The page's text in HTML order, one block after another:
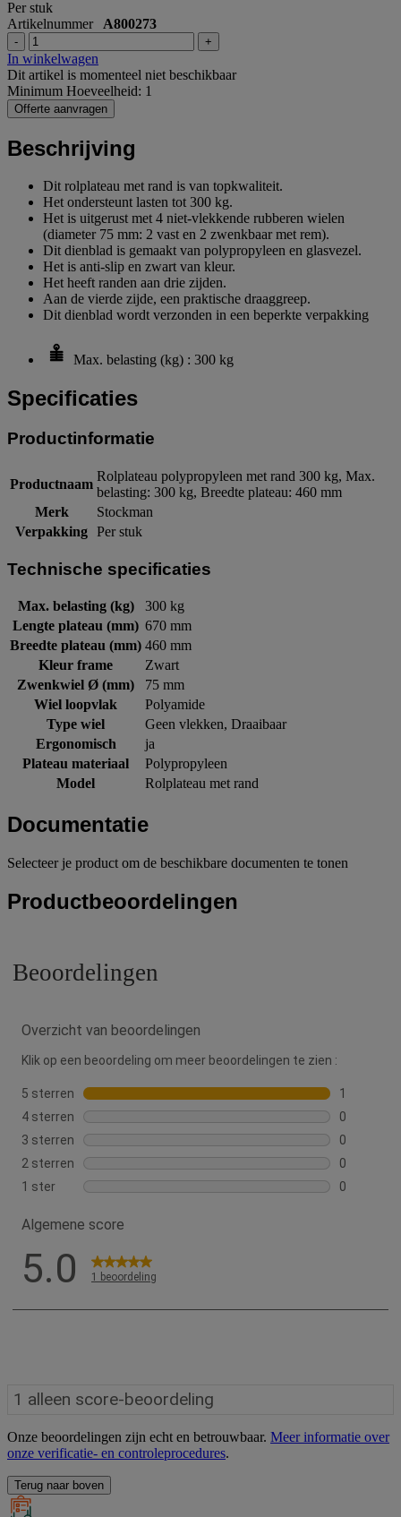
Per stuk
Artikelnummer A800273
- +
In winkelwagen
Dit artikel is momenteel niet beschikbaar
Minimum Hoeveelheid: 1
Offerte aanvragen
Beschrijving
Dit rolplateau met rand is van topkwaliteit.
Het ondersteunt lasten tot 300 kg.
Het is uitgerust met 4 niet-vlekkende rubberen wielen
(diameter 75 mm: 2 vast en 2 zwenkbaar met rem).
Dit dienblad is gemaakt van polypropyleen en glasvezel.
Het is anti-slip en zwart van kleur.
Het heeft randen aan drie zijden.
Aan de vierde zijde, een praktische draaggreep.
Dit dienblad wordt verzonden in een beperkte verpakking
Max. belasting (kg) : 300 kg
Specificaties
Productinformatie
Productnaam
Rolplateau polypropyleen met rand 300 kg, Max.
belasting: 300 kg, Breedte plateau: 460 mm
Merk
Stockman
Verpakking Per stuk
Technische specificaties
Max. belasting (kg)
300 kg
Lengte plateau (mm) 670 mm
Breedte plateau (mm) 460 mm
Kleur frame
Zwart
Zwenkwiel Ø (mm)
75 mm
Wiel loopvlak
Polyamide
Type wiel
Geen vlekken, Draaibaar
Ergonomisch
ja
Plateau materiaal
Polypropyleen
Model
Rolplateau met rand
Documentatie
Selecteer je product om de beschikbare documenten te tonen
Productbeoordelingen
Onze beoordelingen zijn echt en betrouwbaar. Meer informatie over
onze verificatie- en controleprocedures.
Terug naar boven